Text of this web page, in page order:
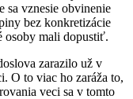
sa vznesie obvinenie
bez konkretizácie
osoby mali dopustiť.
zarazilo už v
O to viac ho zaráža to,
veci sa v tomto